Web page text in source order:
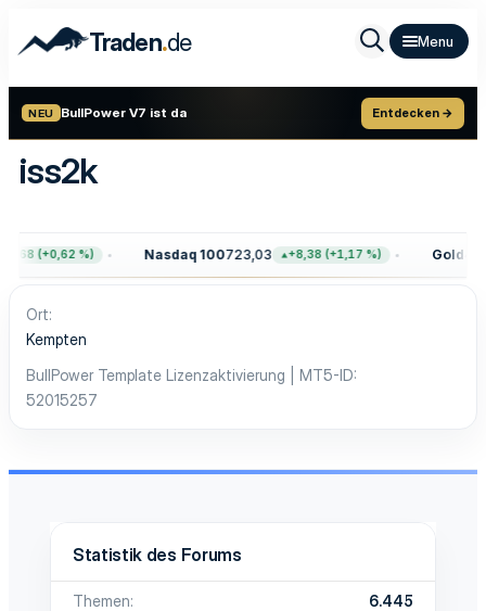
Traden.de
NEU BullPower V7 ist da Entdecken →
iss2k
(+0,62 %) Nasdaq 100723,03 +8,38 (+1,17 %) Gold
Ort
Kempten
BullPower Template Lizenzaktivierung | MT5-ID
52015257
Statistik des Forums
Themen
6.445